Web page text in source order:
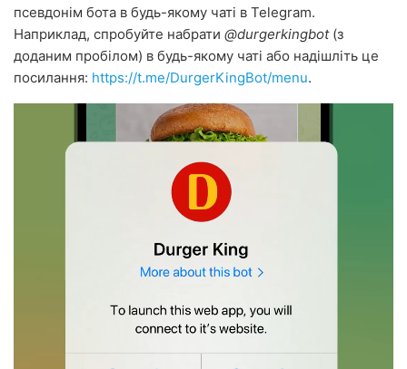
псевдонім бота в будь-якому чаті в Telegram.
Наприклад, спробуйте набрати @durgerkingbot(з
доданим пробілом) в будь-якому чаті або надішліть це
посилання: https://t.me/DurgerKingBot/menu.